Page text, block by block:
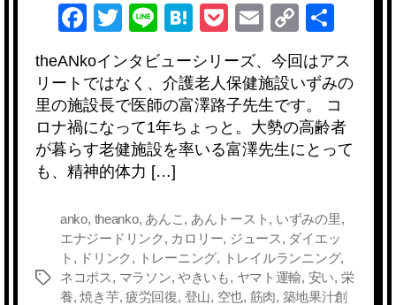
F
c
e
b
o
o
k
T
wi
tt
er
Li
e
H
e
n
a
P
ck
et
E
m
ail
C
p
y
Li
n
theANkoインタビューシリーズ、今回はアス
リートではなく、介護老人保健施設いずみの
里の施設長で医師の富澤路子先生です。 コ
ロナ禍になって1年ちょっと。大勢の高齢者
が暮らす老健施設を率いる富澤先生にとって
も、精神的体力 […]
タ
anko, theanko, あんこ , あんトースト , いずみの里,
エナジードリンク , カロリー, ジュース, ダイエッ
ト , ドリンク , トレーニング, トレイルランニング,
ネコポス, マラソン, やきいも, ヤマト運輸, 安い, 栄
養,焼き芋, 疲労回復, 登山, 空也, 筋肉, 築地果汁創